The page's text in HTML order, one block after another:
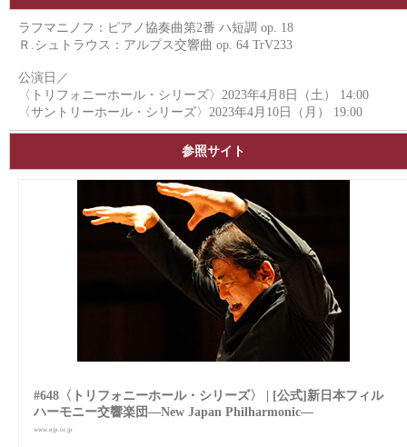
ラフマニノフ：ピアノ協奏曲第2番 ハ短調 op. 18
Ｒ.シュトラウス：アルプス交響曲 op. 64 TrV233
公演日／
〈トリフォニーホール・シリーズ〉2023年4月8日（土） 14:00
〈サントリーホール・シリーズ〉2023年4月10日（月） 19:00
参照サイト
#648〈トリフォニーホール・シリーズ〉 | [公式]新日本フィル
ハーモニー交響楽団—New Japan Philharmonic—
www.njp.or.jp